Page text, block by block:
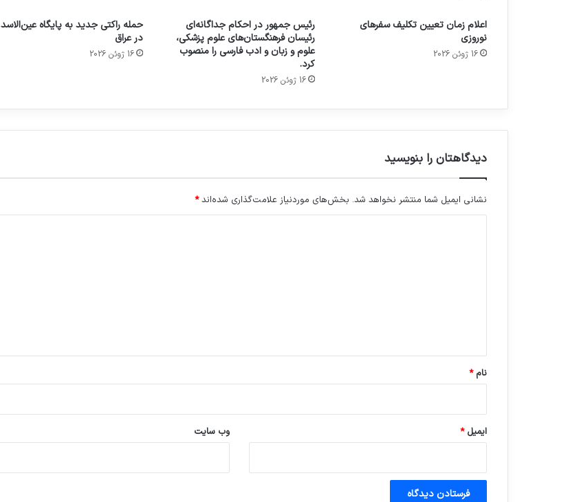
اعلام زمان تعیین تکلیف سفرهای
نوروزی
16 ژوئن 2026
رئیس جمهور در احکام جداگانه‌ای
رئیسان فرهنگستان‌های علوم پزشکی،
علوم و زبان و ادب فارسی را منصوب
کرد.
16 ژوئن 2026
حمله راکتی جدید به پایگاه عین‌الاسد
در عراق
16 ژوئن 2026
دیدگاهتان را بنویسید
نشانی ایمیل شما منتشر نخواهد شد. بخش‌های موردنیاز علامت‌گذاری شده‌اند*
نام*
ایمیل* وب‌ سایت